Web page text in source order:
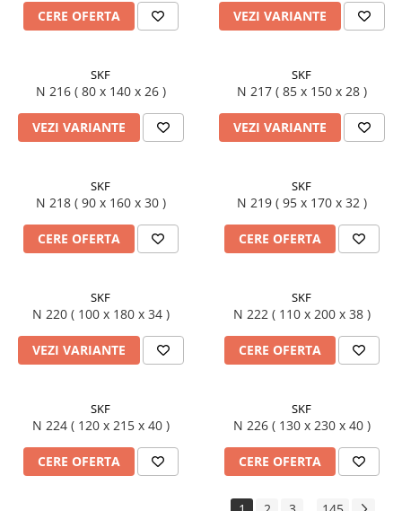
CERE OFERTA VEZI VARIANTE
SKF
N 216 ( 80 x 140 x 26 )
VEZI VARIANTE
SKF
N 217 ( 85 x 150 x 28 )
VEZI VARIANTE
SKF
N 218 ( 90 x 160 x 30 )
CERE OFERTA
SKF
N 219 ( 95 x 170 x 32 )
CERE OFERTA
SKF
N 220 ( 100 x 180 x 34 )
VEZI VARIANTE
SKF
N 222 ( 110 x 200 x 38 )
CERE OFERTA
SKF
N 224 ( 120 x 215 x 40 )
CERE OFERTA
SKF
N 226 ( 130 x 230 x 40 )
CERE OFERTA